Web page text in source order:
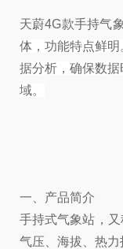
天蔚4G款手持气
体，功能特点鲜
据分析，确保数
域。
一、产品简介
手持式气象站，
气压、海拔、热